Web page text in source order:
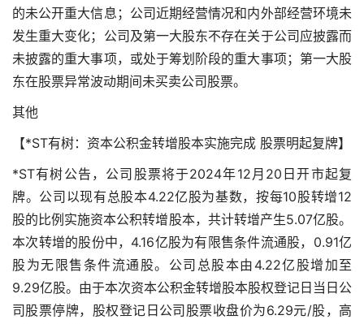
的未公开重大信息；公司近期经营情况和内外部经营环境未
发生重大变化；公司及第一大股东不存在关于公司应披露而
未披露的重大事项，或处于筹划阶段的重大事项；第一大股
东在股票异常波动期间未买卖公司股票。
其他
【*ST有树：资本公积金转增股本实施完成 股票明起复牌】
*ST有树公告，公司股票将于2024年12月20日开市起复
牌。公司以现有总股本4.22亿股为基数，按每10股转增12
股的比例实施资本公积转增股本，共计转增产生5.07亿股。
本次转增的股份中，4.16亿股为有限售条件流通股，0.91亿
股为无限售条件流通股。公司总股本由4.22亿股增加至
9.29亿股。由于本次资本公积金转增股本股权登记日当日公
司股票停牌，股权登记日公司股票收盘价为6.29元/股，高